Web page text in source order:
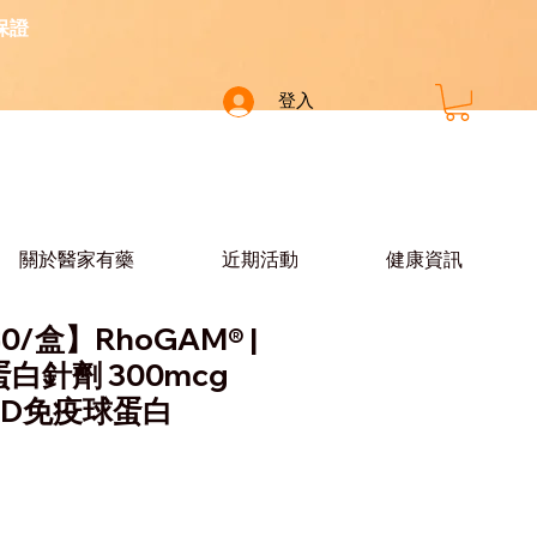
登入
關於醫家有藥 近期活動 健康資訊
盒】RhoGAM® |
白針劑 300mcg
免疫球蛋白